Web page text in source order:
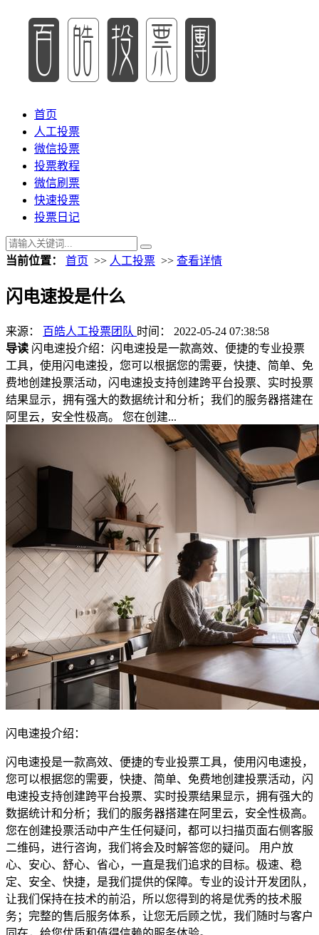
首页
人工投票
微信投票
投票教程
微信刷票
快速投票
投票日记
当前位置： 首页 >> 人工投票 >> 查看详情
闪电速投是什么
来源： 百皓人工投票团队 时间： 2022-05-24 07:38:58
导读 闪电速投介绍：闪电速投是一款高效、便捷的专业投票
工具，使用闪电速投，您可以根据您的需要，快捷、简单、免
费地创建投票活动，闪电速投支持创建跨平台投票、实时投票
结果显示，拥有强大的数据统计和分析；我们的服务器搭建在
阿里云，安全性极高。 您在创建...
闪电速投介绍：
闪电速投是一款高效、便捷的专业投票工具，使用闪电速投，
您可以根据您的需要，快捷、简单、免费地创建投票活动，闪
电速投支持创建跨平台投票、实时投票结果显示，拥有强大的
数据统计和分析；我们的服务器搭建在阿里云，安全性极高。
您在创建投票活动中产生任何疑问，都可以扫描页面右侧客服
二维码，进行咨询，我们将会及时解答您的疑问。 用户放
心、安心、舒心、省心，一直是我们追求的目标。极速、稳
定、安全、快捷，是我们提供的保障。专业的设计开发团队，
让我们保持在技术的前沿，所以您得到的将是优秀的技术服
务；完整的售后服务体系，让您无后顾之忧，我们随时与客户